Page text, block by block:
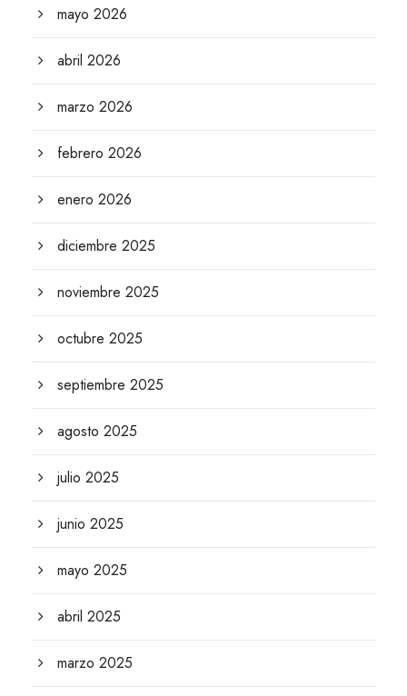
mayo 2026
abril 2026
marzo 2026
febrero 2026
enero 2026
diciembre 2025
noviembre 2025
octubre 2025
septiembre 2025
agosto 2025
julio 2025
junio 2025
mayo 2025
abril 2025
marzo 2025